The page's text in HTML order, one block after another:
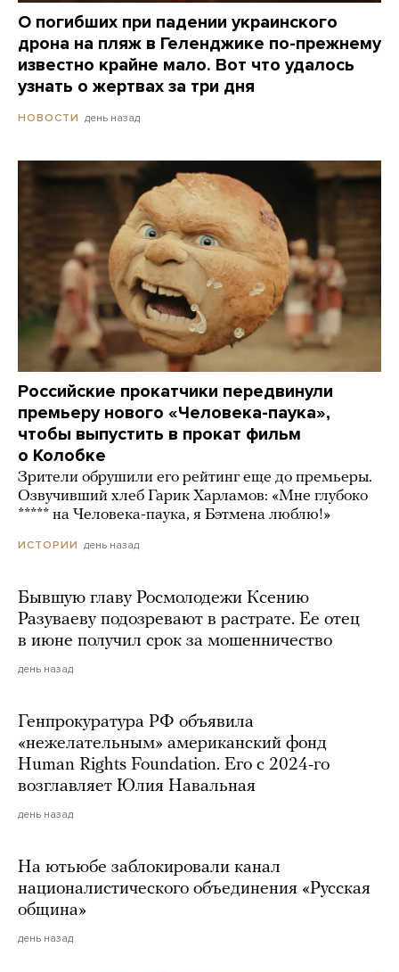
О погибших при падении украинского
дрона на пляж в Геленджике по-прежнему
известно крайне мало. Вот что удалось
узнать о жертвах за три дня
НОВОСТИ день назад
Российские прокатчики передвинули
премьеру нового «Человека-паука»,
чтобы выпустить в прокат фильм
о Колобке
Зрители обрушили его рейтинг еще до премьеры.
Озвучивший хлеб Гарик Харламов: «Мне глубоко
***** на Человека-паука, я Бэтмена люблю!»
ИСТОРИИ день назад
Бывшую главу Росмолодежи Ксению
Разуваеву подозревают в растрате. Ее отец
в июне получил срок за мошенничество
день назад
Генпрокуратура РФ объявила
«нежелательным» американский фонд
Human Rights Foundation. Его с 2024-го
возглавляет Юлия Навальная
день назад
На ютьюбе заблокировали канал
националистического объединения «Русская
община»
день назад